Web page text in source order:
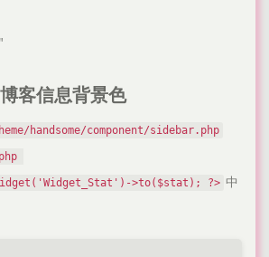
客信息背景色
handsome/component/sidebar.php
>to($stat); ?> 中